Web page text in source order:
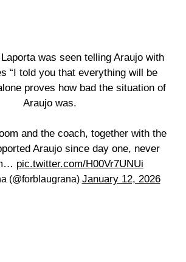
was seen telling Araujo with
“I told you that everything will be
proves how bad the situation of
Araujo was.
and the coach, together with the
Araujo since day one, never
pic.twitter.com/H00Vr7UNUi
(@forblaugrana) January 12, 2026